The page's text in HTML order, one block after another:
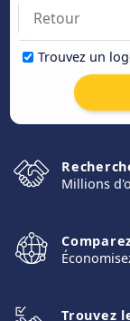
Trouvez un
Millions
Trouvez